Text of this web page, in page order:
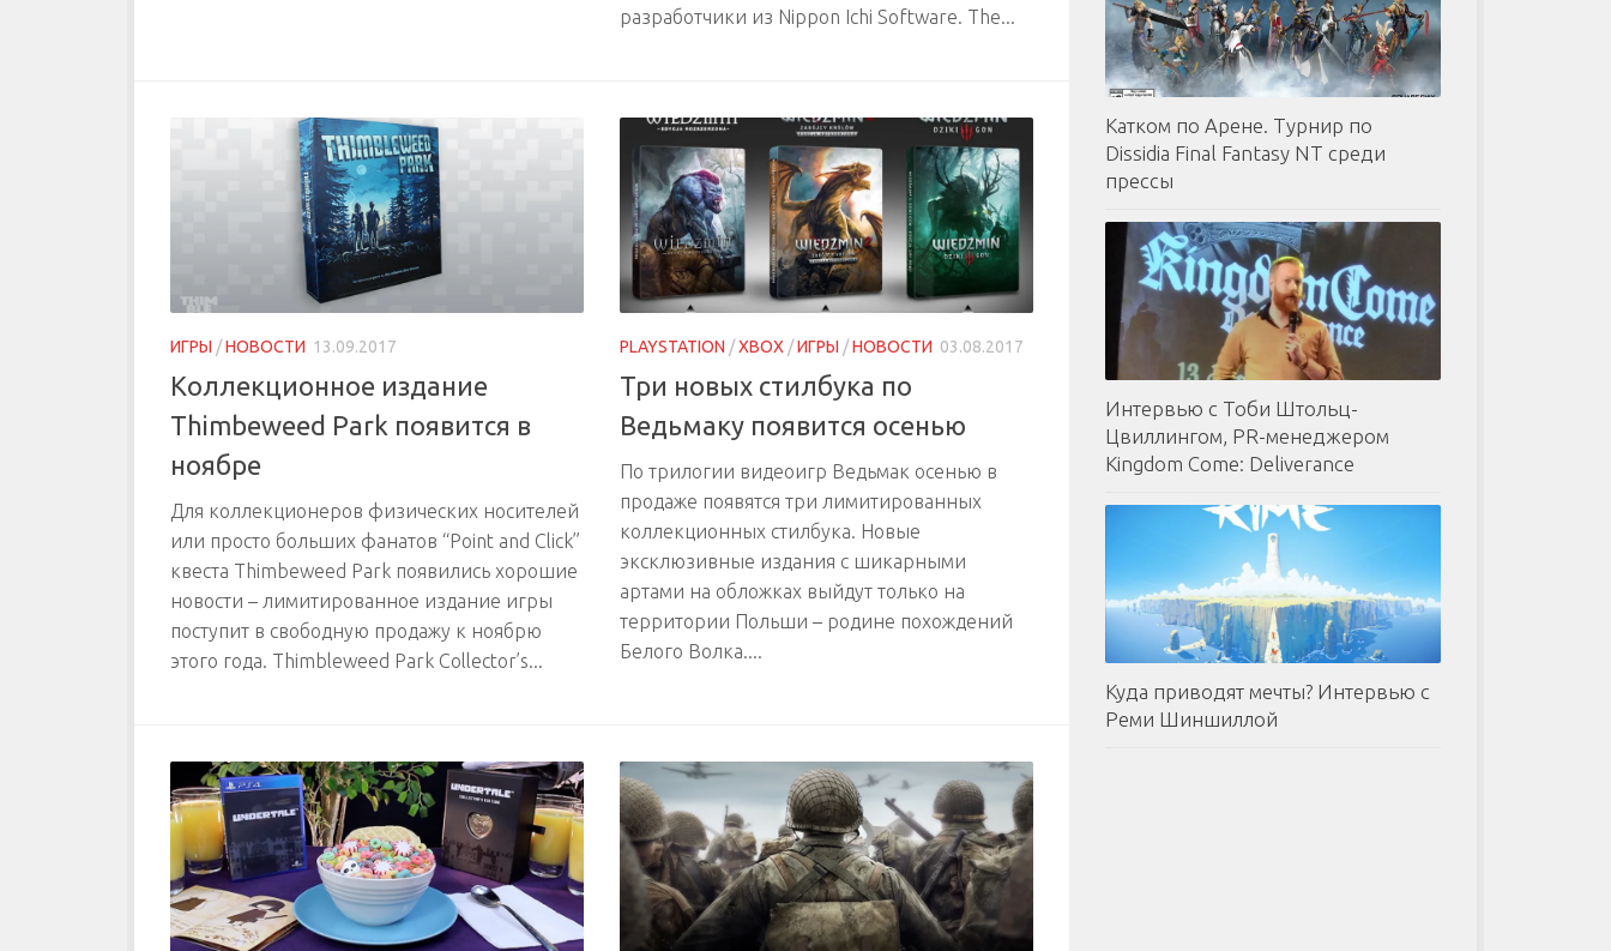
разработчики из Nippon Ichi Software. The...
ИГРЫ /НОВОСТИ 13.09.2017
Коллекционное издание
Thimbeweed Park появится в
ноябре
Для коллекционеров физических носителей
или просто больших фанатов “Point and Click”
квеста Thimbeweed Park появились хорошие
новости – лимитированное издание игры
поступит в свободную продажу к ноябрю
этого года. Thimbleweed Park Collector’s...
PLAYSTATION /XBOX /ИГРЫ /НОВОСТИ 03.08.2017
Три новых стилбука по
Ведьмаку появится осенью
По трилогии видеоигр Ведьмак осенью в
продаже появятся три лимитированных
коллекционных стилбука. Новые
эксклюзивные издания с шикарными
артами на обложках выйдут только на
территории Польши – родине похождений
Белого Волка....
Катком по Арене. Турнир по
Dissidia Final Fantasy NT среди
прессы
Интервью с Тоби Штольц-
Цвиллингом, PR-менеджером
Kingdom Come: Deliverance
Куда приводят мечты? Интервью с
Реми Шиншиллой